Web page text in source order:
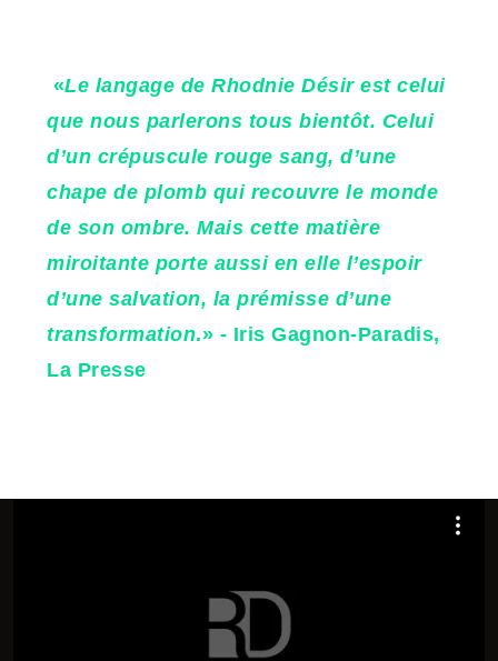
«Le langage de Rhodnie Désir est celui
que nous parlerons tous bientôt. Celui
d’un crépuscule rouge sang, d’une
chape de plomb qui recouvre le monde
de son ombre. Mais cette matière
miroitante porte aussi en elle l’espoir
d’une salvation, la prémisse d’une
transformation.» - Iris Gagnon-Paradis,
La Presse